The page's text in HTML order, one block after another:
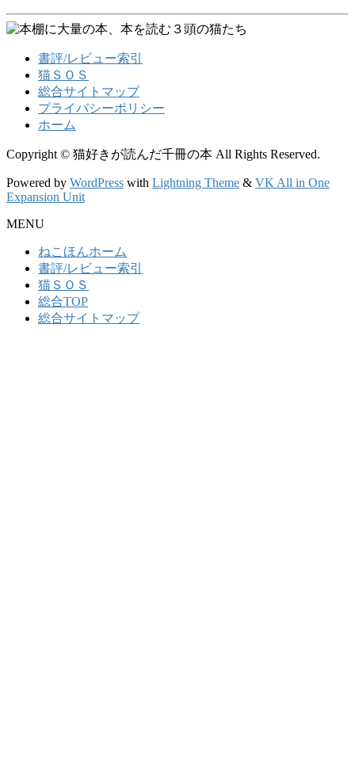
書評/レビュー索引
猫ＳＯＳ
総合サイトマップ
プライバシーポリシー
ホーム
Copyright © 猫好きが読んだ千冊の本 All Rights Reserved.
Powered by WordPress with Lightning Theme & VK All in One
Expansion Unit
MENU
ねこほんホーム
書評/レビュー索引
猫ＳＯＳ
総合TOP
総合サイトマップ